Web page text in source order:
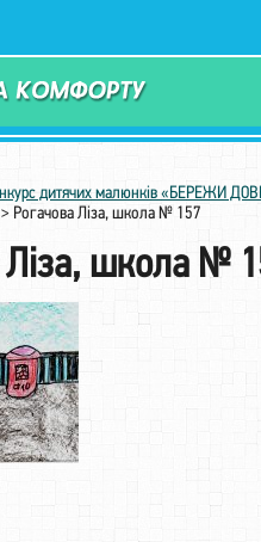
дитячих малюнків «БЕРЕЖИ
> Рогачова Ліза, школа № 157
Ліза, школа №